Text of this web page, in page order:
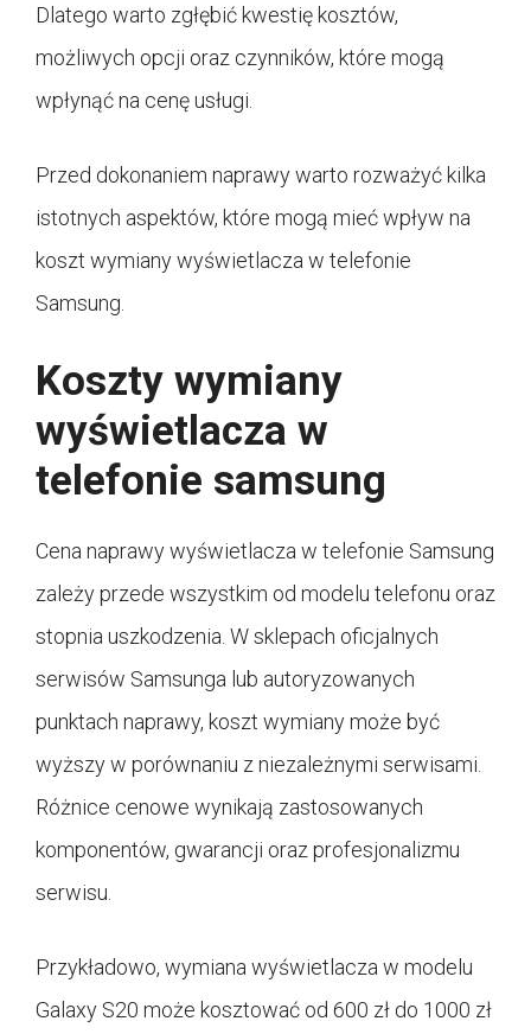
Dlatego warto zgłębić kwestię kosztów,
możliwych opcji oraz czynników, które mogą
wpłynąć na cenę usługi.
Przed dokonaniem naprawy warto rozważyć kilka
istotnych aspektów, które mogą mieć wpływ na
koszt wymiany wyświetlacza w telefonie
Samsung.
Koszty wymiany
wyświetlacza w
telefonie samsung
Cena naprawy wyświetlacza w telefonie Samsung
zależy przede wszystkim od modelu telefonu oraz
stopnia uszkodzenia. W sklepach oficjalnych
serwisów Samsunga lub autoryzowanych
punktach naprawy, koszt wymiany może być
wyższy w porównaniu z niezależnymi serwisami.
Różnice cenowe wynikają zastosowanych
komponentów, gwarancji oraz profesjonalizmu
serwisu.
Przykładowo, wymiana wyświetlacza w modelu
Galaxy S20 może kosztować od 600 zł do 1000 zł